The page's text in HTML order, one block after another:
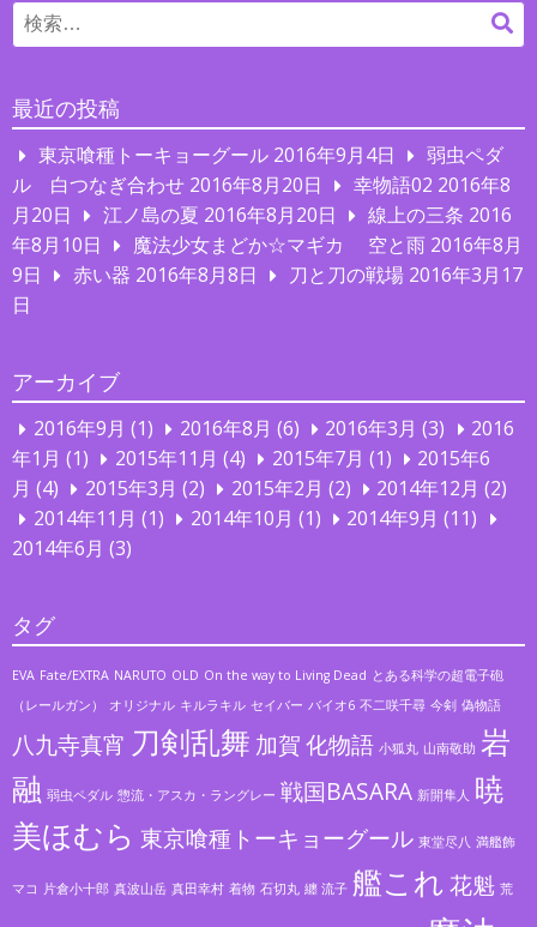
Search
for:
検
最近の投稿
東京喰種トーキョーグール 2016年9月4日
弱虫ペダ
ル 白つなぎ合わせ 2016年8月20日 幸物語02 2016年8
月20日
江ノ島の夏 2016年8月20日 線上の三条 2016
年8月10日
魔法少女まどか☆マギカ 空と雨 2016年8月
9日
赤い器 2016年8月8日 刀と刀の戦場 2016年3月17
日
アーカイブ
2016年9月 (1) 2016年8月 (6) 2016年3月 (3)
2016
年1月 (1) 2015年11月 (4) 2015年7月 (1)
2015年6
月 (4) 2015年3月 (2) 2015年2月 (2) 2014年12月 (2)
2014年11月 (1) 2014年10月 (1) 2014年9月 (11)
2014年6月 (3)
タグ
EVA Fate/EXTRA NARUTO OLD On the way to Living Dead とある科学の超電子砲
（レールガン）
オリジナル キルラキル セイバー バイオ6 不二咲千尋 今剣 偽物語
八九寺真宵 刀剣乱舞 加賀化物語 小狐丸 山南敬助 岩
融 弱虫ペダル 惣流・アスカ・ラングレー 戦国BASARA 新開隼人 暁
美ほむら 東京喰種トーキョーグール 東堂尽八 満艦飾
マコ 片倉小十郎 真波山岳 真田幸村 着物 石切丸 纏 流子 艦これ 花魁 荒